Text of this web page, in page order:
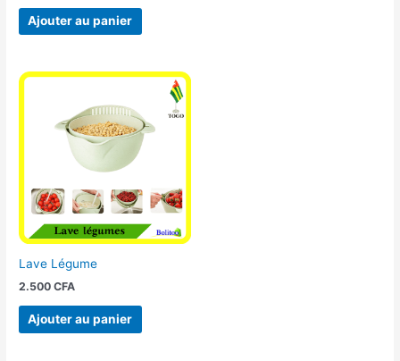
Ajouter au panier
Lave Légume
2.500CFA
Ajouter au panier